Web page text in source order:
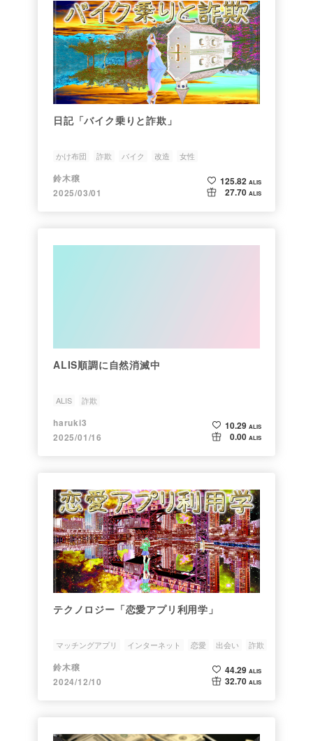
日記「バイク乗りと詐欺」
かけ布団 詐欺 バイク 改造 女性
鈴木穣
2025/03/01
125.82 ALIS
27.70 ALIS
ALIS順調に自然消滅中
ALIS 詐欺
haruki3
2025/01/16
10.29 ALIS
0.00 ALIS
テクノロジー「恋愛アプリ利用学」
マッチングアプリ インターネット 恋愛 出会い 詐欺
鈴木穣
2024/12/10
44.29 ALIS
32.70 ALIS